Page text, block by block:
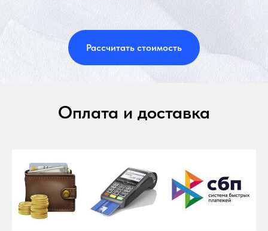
Рассчитать стоимость
Оплата и доставка